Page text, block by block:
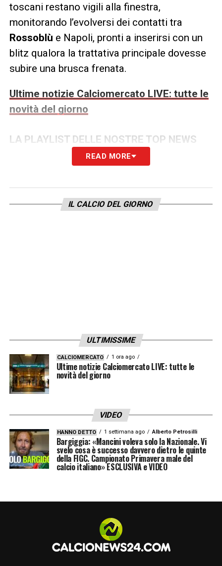
toscani restano vigili alla finestra,
monitorando l’evolversi dei contatti tra
Rossoblù e Napoli, pronti a inserirsi con un
blitz qualora la trattativa principale dovesse
subire una brusca frenata.
Ultime notizie Calciomercato LIVE: tutte le
novità del giorno
LA PLAYLIST DELLE NOSTRE TOP NEWS
READ MORE
IL CALCIO DEL GIORNO
ULTIMISSIME
CALCIOMERCATO 1 ora ago
Ultime notizie Calciomercato LIVE: tutte le
novità del giorno
VIDEO
HANNO DETTO 1 settimana ago Alberto Petrosilli
Bargiggia: «Mancini voleva solo la Nazionale. Vi
svelo cosa è successo davvero dietro le quinte
della FIGC. Campionato Primavera male del
calcio italiano» ESCLUSIVA e VIDEO